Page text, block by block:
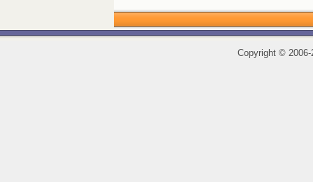
Copyright ©